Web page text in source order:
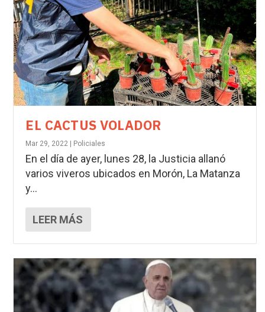
EL CACTUS VOLADOR
Mar 29, 2022 Policiales
En el día de ayer, lunes 28, la Justicia allanó
varios viveros ubicados en Morón, La Matanza
y...
LEER MÁS